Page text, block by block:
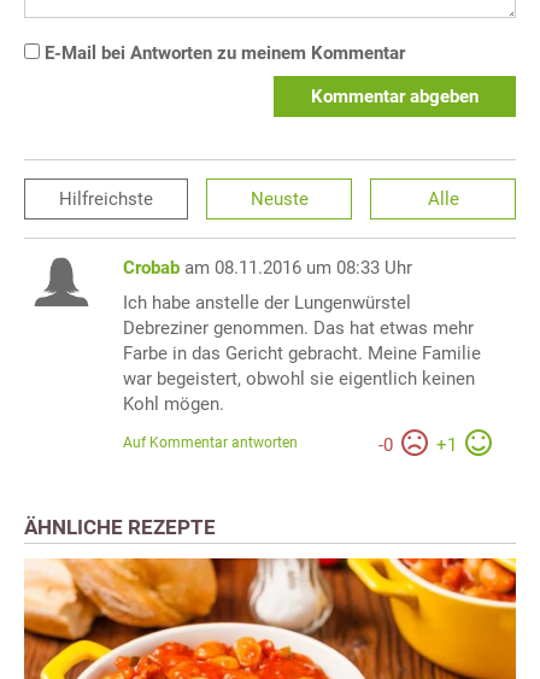
E-Mail bei Antworten zu meinem Kommentar
Kommentar abgeben
Hilfreichste Neuste Alle
Crobab am 08.11.2016 um 08:33 Uhr
Ich habe anstelle der Lungenwürstel
Debreziner genommen. Das hat etwas mehr
Farbe in das Gericht gebracht. Meine Familie
war begeistert, obwohl sie eigentlich keinen
Kohl mögen.
-0 +1
Auf Kommentar antworten
ÄHNLICHE REZEPTE